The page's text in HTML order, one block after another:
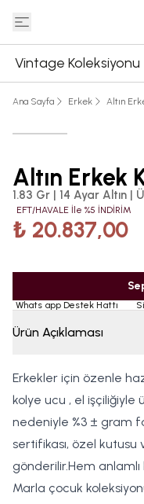
Vintage Koleksiyonu
Ana Sayfa Erkek Altın
Altın Erkek
1.83 Gr | 14 Ayar Altın |
EFT/HAVALE İle %5 İNDİRİM
₺ 20.837,00
Whats app Destek Hattı
Ürün Açıklaması
Erkekler için özenle
kolye ucu , el işçiliğiyle
nedeniyle %3 ± gram
sertifikası, özel kutusu
gönderilir.Hem
Marla çocuk